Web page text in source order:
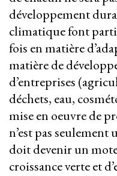
développement
climatique font
fois en matière
matière de
d’entreprises
déchets, eau,
mise en oeuvre de
n’est pas
doit devenir un
croissance verte et